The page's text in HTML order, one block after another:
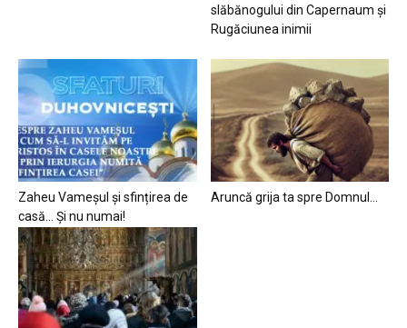
slăbănogului din Capernaum și
Rugăciunea inimii
Zaheu Vameșul și sfințirea de
casă… Și nu numai!
Aruncă grija ta spre Domnul…